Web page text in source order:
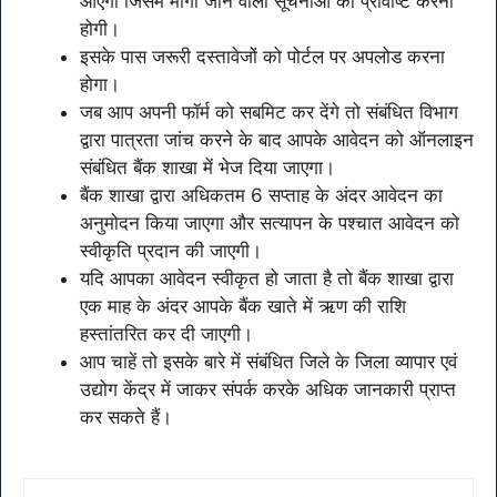
होगी।
इसके पास जरूरी दस्तावेजों को पोर्टल पर अपलोड करना
होगा।
जब आप अपनी फॉर्म को सबमिट कर देंगे तो संबंधित विभाग
द्वारा पात्रता जांच करने के बाद आपके आवेदन को ऑनलाइन
संबंधित बैंक शाखा में भेज दिया जाएगा।
बैंक शाखा द्वारा अधिकतम 6 सप्ताह के अंदर आवेदन का
अनुमोदन किया जाएगा और सत्यापन के पश्चात आवेदन को
स्वीकृति प्रदान की जाएगी।
यदि आपका आवेदन स्वीकृत हो जाता है तो बैंक शाखा द्वारा
एक माह के अंदर आपके बैंक खाते में ऋण की राशि
हस्तांतरित कर दी जाएगी।
आप चाहें तो इसके बारे में संबंधित जिले के जिला व्यापार एवं
उद्योग केंद्र में जाकर संपर्क करके अधिक जानकारी प्राप्त
कर सकते हैं।